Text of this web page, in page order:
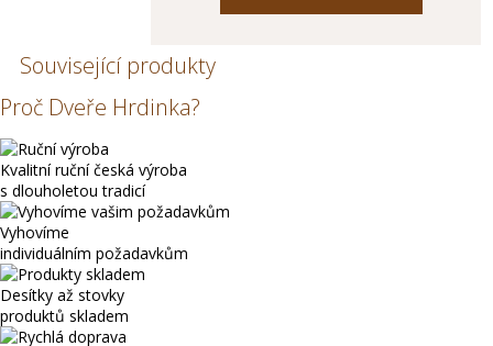
Související produkty
Proč Dveře Hrdinka?
Kvalitní ruční česká výroba
s dlouholetou tradicí
Vyhovíme
individuálním požadavkům
Desítky až stovky
produktů skladem